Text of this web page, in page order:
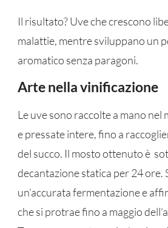
Il risultato? Uve che crescono
malattie, mentre sviluppano un
aromatico senza paragoni.
Arte nella vinificazione
Le uve sono raccolte a mano nel
e pressate intere, fino a
del succo. Il mosto ottenuto è
decantazione statica per 24 ore.
un’accurata fermentazione e
che si protrae fino a maggio